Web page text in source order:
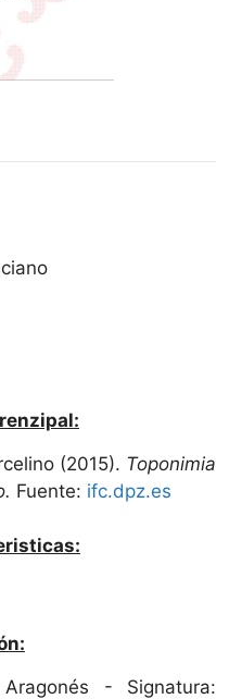
(2015). Toponimia
Fuente: ifc.dpz.es
- Signatura: